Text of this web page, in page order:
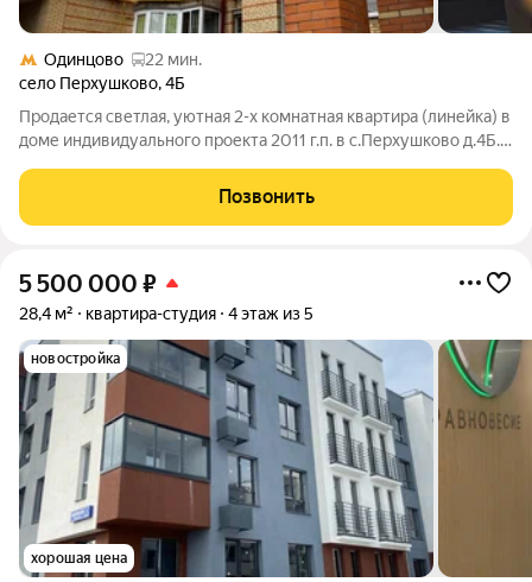
Одинцово
22 мин.
село Перхушково,4Б
Продается светлая, уютная 2-х комнатная квартира (линейка) в
доме индивидуального проекта 2011 г.п. в с.Перхушково д.4Б.
Площадь общая 70 кв.м, с лоджией/верандой 78 кв.м., жилая
34 кв.м, кухня 11
Позвонить
5 500 000 ₽
28,4 м² квартира-студия 4 этаж из 5
новостройка
хорошая цена